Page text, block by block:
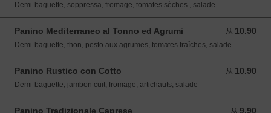
Demi-baguette, soppressa, fromage, tomates sèches , salade
Panino Mediterraneo al Tonno ed Agrumi 从 10.90
从 10.90 EUR
Demi-baguette, thon, pesto aux agrumes, tomates fraîches, salade
Panino Rustico con Cotto 从 10.90
从 10.90 EUR
Demi-baguette, jambon cuit, fromage, artichauts, salade
Panino Tradizionale Caprese 9.90
从 9.90 EUR